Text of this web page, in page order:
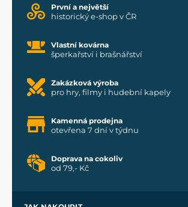
První a největší
historický e-shop v ČR
Vlastní kovárna
šperkařství i brašnářství
Zakázková výroba
pro hry, filmy i hudební kapely
Kamenná prodejna
otevřena 7 dní v týdnu
Doprava na cokoliv
od 79,- Kč